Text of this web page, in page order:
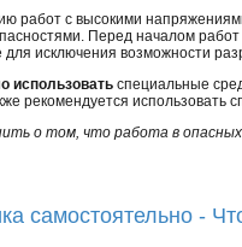
работ с высокими
Перед началом работ
исключения возможности
использовать специальные
рекомендуется
о том, что работа в опасных
самостоятельно -